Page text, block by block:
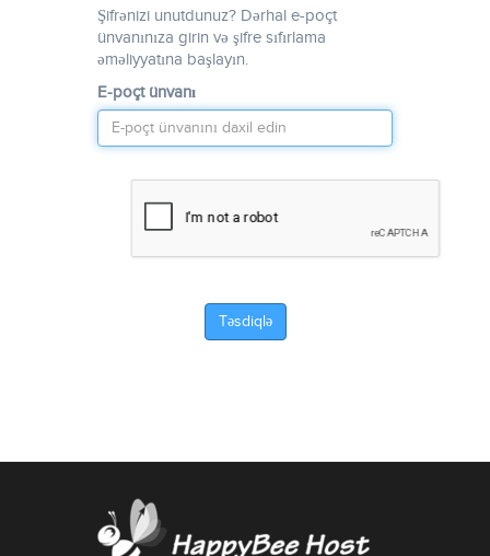
Şifrənizi unutdunuz? Dərhal e-poçt
ünvanınıza girin və şifre sıfırlama
əməliyyatına başlayın.
E-poçt ünvanı
Təsdiqlə